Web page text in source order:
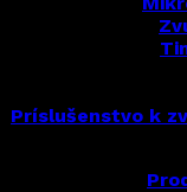
Príslušenstvo k